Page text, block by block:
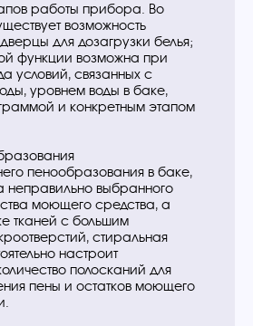
работы прибора. Во
возможность
для дозагрузки белья;
функции возможна при
условий, связанных с
уровнем воды в баке,
и конкретным этапом
пенообразования в баке,
неправильно выбранного
моющего средства, а
тканей с большим
стиральная
настроит
полосканий для
пены и остатков моющего